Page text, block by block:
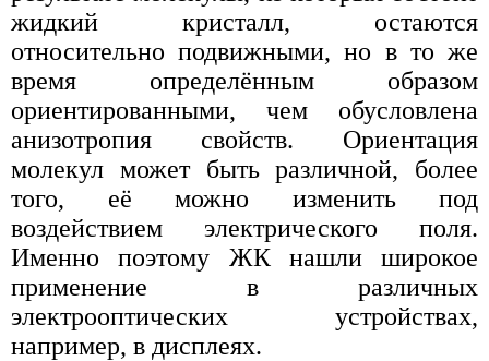
жидкий кристалл, остаются
относительно подвижными, но в то же
время определённым образом
ориентированными, чем обусловлена
анизотропия свойств. Ориентация
молекул может быть различной, более
того, её можно изменить под
воздействием электрического поля.
Именно поэтому ЖК нашли широкое
применение в различных
электрооптических устройствах,
например, в дисплеях.